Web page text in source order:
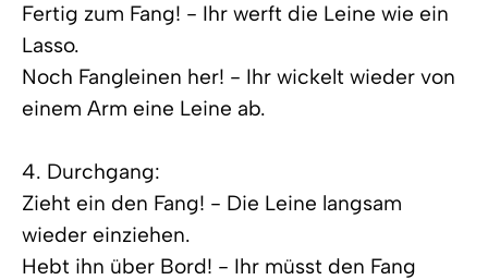
Fertig zum Fang! - Ihr werft die Leine wie ein
Lasso.
Noch Fangleinen her! - Ihr wickelt wieder von
einem Arm eine Leine ab.
4. Durchgang:
Zieht ein den Fang! - Die Leine langsam
wieder einziehen.
Hebt ihn über Bord! - Ihr müsst den Fang